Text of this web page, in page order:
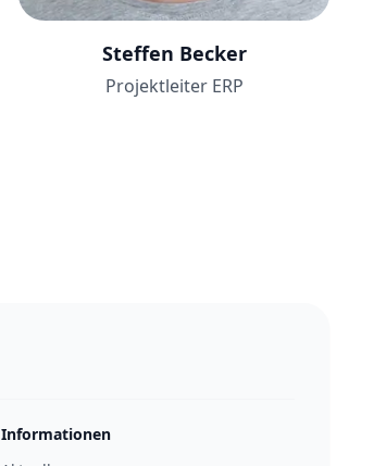
Steffen Becker
Projektleiter ERP
Informationen